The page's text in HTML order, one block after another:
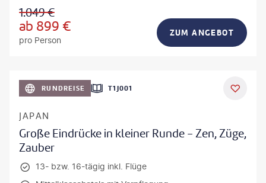
1.049€
ab 899 €
pro Person
ZUM ANGEBOT
RUNDREISE T1J001
JAPAN
Große Eindrücke in kleiner Runde - Zen, Züge,
Zauber
13- bzw. 16-tägig inkl. Flüge